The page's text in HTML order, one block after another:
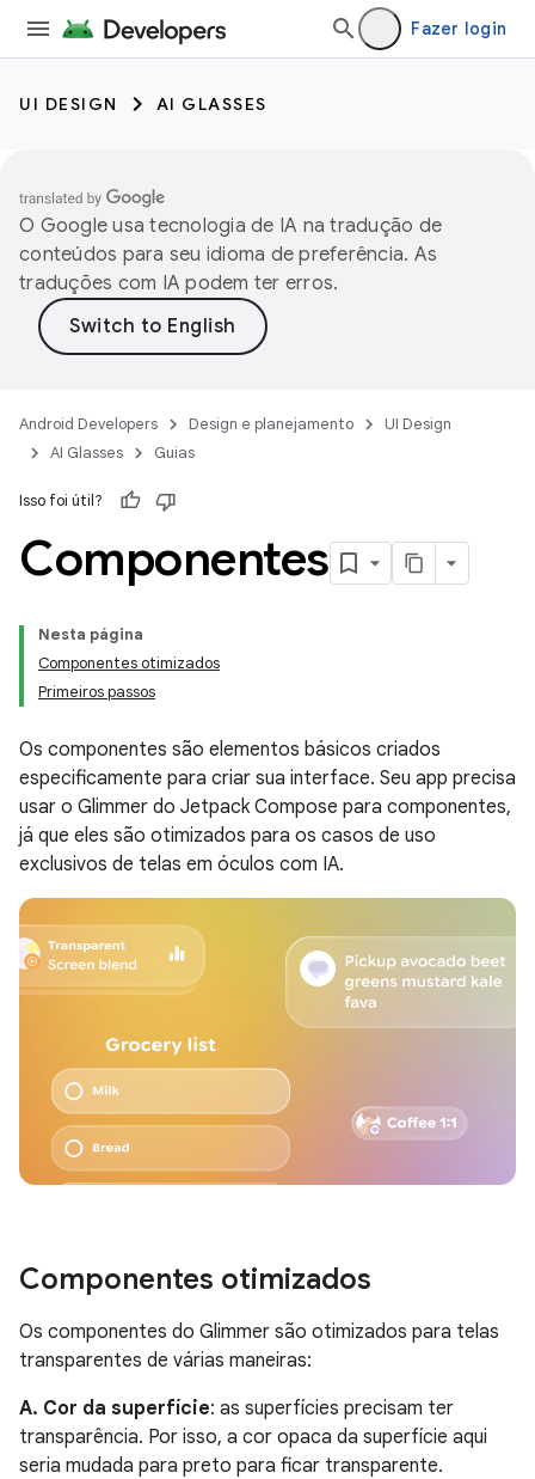
Fazer login
UI DESIGN AI GLASSES
O Google usa tecnologia de IA na tradução de
conteúdos para seu idioma de preferência. As
traduções com IA podem ter erros.
Android Developers Design e planejamento
UI Design
AI Glasses
Guias
Isso foi útil?
Componentes
Nesta página
Componentes otimizados
Primeiros passos
Os componentes são elementos básicos criados
especificamente para criar sua interface. Seu app precisa
usar o Glimmer do Jetpack Compose para componentes,
já que eles são otimizados para os casos de uso
exclusivos de telas em óculos com IA.
Componentes otimizados
Os componentes do Glimmer são otimizados para telas
transparentes de várias maneiras:
A. Cor da superfície: as superfícies precisam ter
transparência. Por isso, a cor opaca da superfície aqui
seria mudada para preto para ficar transparente.